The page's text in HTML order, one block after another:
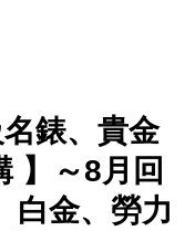
名錶、貴金
】～8月回
白金、勞力